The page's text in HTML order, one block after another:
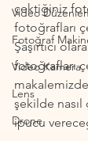
Video
Fotoğraf
Video Kamera
Lens
Drone
çektiğiniz
fotoğrafları
Şaşırtıcı
fotoğrafları
şekilde
ipucu